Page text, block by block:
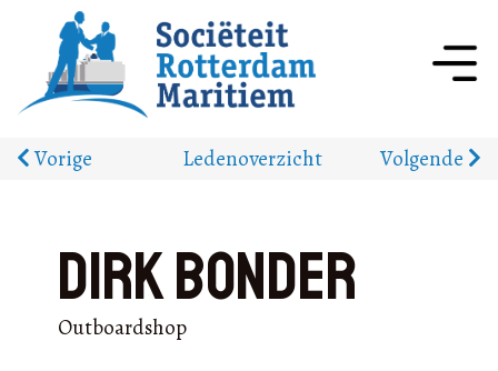
Vorige Ledenoverzicht Volgende
Dirk Bonder
Outboardshop